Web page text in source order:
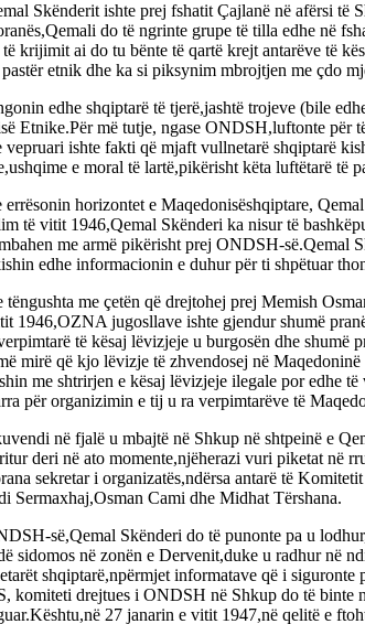
Skënderit ishte prej fshatit Çajlanë në afërsi
do të ngrinte grupe të tilla edhe në
krijimit ai do tu bënte të qartë krejt antarëve të
etnik dhe ka si piksynim mbrojtjen me çdo
edhe shqiptarë të tjerë,jashtë trojeve (bile
Etnike.Për më tutje, ngase ONDSH,luftonte për
ishte fakti që mjaft vullnetarë shqiptarë
e moral të lartë,pikërisht këta luftëtarë të
horizontet e Maqedonisëshqiptare,
të vitit 1946,Qemal Skënderi ka nisur të
me armë pikërisht prej ONDSH-
edhe informacionin e duhur për ti shpëtuar
me çetën që drejtohej prej Memish
1946,OZNA jugosllave ishte gjendur shumë
të kësaj lëvizjeje u burgosën dhe
mirë që kjo lëvizje të zhvendosej në
me shtrirjen e kësaj lëvizjeje ilegale por edhe
për organizimin e tij u ra verpimtarëve të
në fjalë u mbajtë në Shkup në shtpeinë e
deri në ato momente,njëherazi vuri piketat në
sekretar i organizatës,ndërsa antarë të
Cami dhe Midhat Tërshana.
së,Qemal Skënderi do të punonte pa u
sidomos në zonën e Dervenit,duke u radhur në
shqiptarë,npërmjet informatave që i
komiteti drejtues i ONDSH në Shkup do të binte
27 janarin e vitit 1947,në qelitë e